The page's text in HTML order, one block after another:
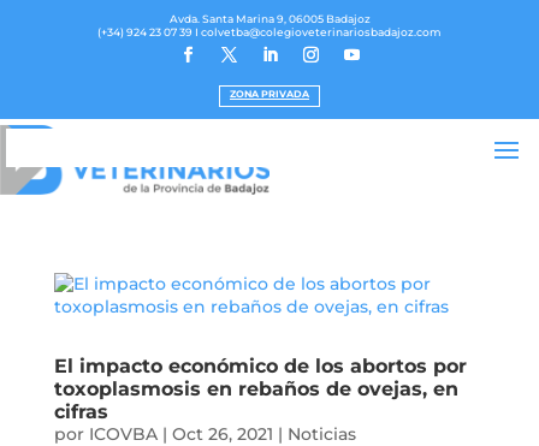
Avda. Santa Marina 9, 06005 Badajoz
(+34) 924 23 07 39 I colvetba@colegioveterinariosbadajoz.com
ZONA PRIVADA
El impacto económico de los abortos por
toxoplasmosis en rebaños de ovejas, en
cifras
por ICOVBA| Oct 26, 2021 | Noticias